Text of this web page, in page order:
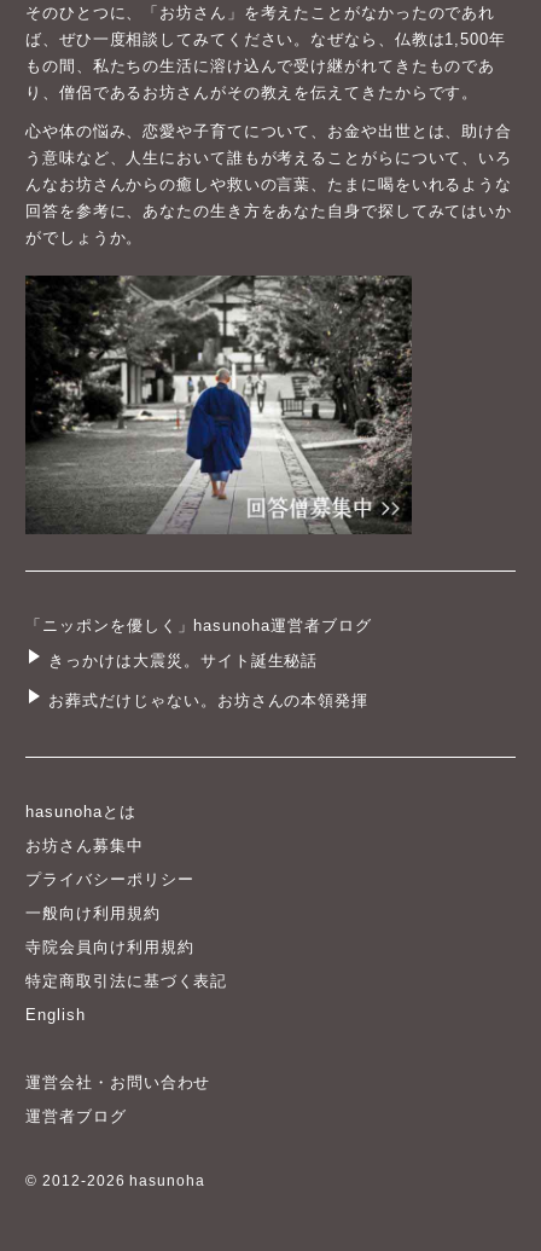
そのひとつに、「お坊さん」を考えたことがなかったのであれ
ば、ぜひ一度相談してみてください。なぜなら、仏教は1,500年
もの間、私たちの生活に溶け込んで受け継がれてきたものであ
り、僧侶であるお坊さんがその教えを伝えてきたからです。
心や体の悩み、恋愛や子育てについて、お金や出世とは、助け合
う意味など、人生において誰もが考えることがらについて、いろ
んなお坊さんからの癒しや救いの言葉、たまに喝をいれるような
回答を参考に、あなたの生き方をあなた自身で探してみてはいか
がでしょうか。
「ニッポンを優しく」hasunoha運営者ブログ
きっかけは大震災。サイト誕生秘話
お葬式だけじゃない。お坊さんの本領発揮
hasunohaとは
お坊さん募集中
プライバシーポリシー
一般向け利用規約
寺院会員向け利用規約
特定商取引法に基づく表記
English
運営会社・お問い合わせ
運営者ブログ
© 2012-2026 hasunoha